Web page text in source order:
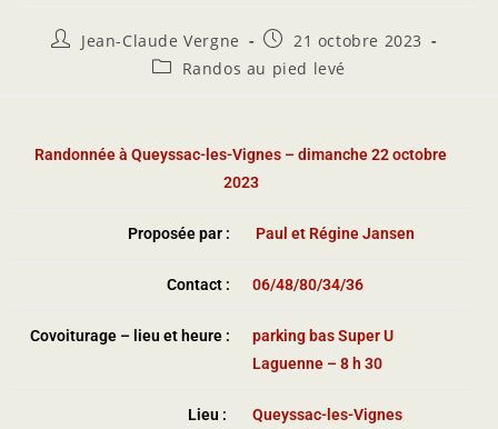
Jean-Claude Vergne
21 octobre 2023
Randos au pied levé
Randonnée à Queyssac-les-Vignes – dimanche 22 octobre
2023
Proposée par : Paul et Régine Jansen
Contact : 06/48/80/34/36
Covoiturage – lieu et heure :
parking bas Super U
Laguenne – 8 h 30
Lieu : Queyssac-les-Vignes